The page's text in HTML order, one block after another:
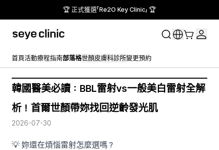
🏆 正式獲選「Re2O Key Clinic」 🏆
首頁活動療程指南部落格世顏皮膚科診所變更預約
韓國醫美必讀：BBL雷射vs一般美白雷射全解
析！首爾世顏帶妳找回逆齡發光肌
2026-07-30
💡 妳還在煩惱雷射怎麼選嗎？